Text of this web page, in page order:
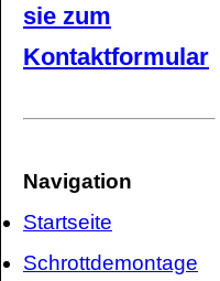
sie zum
Kontaktformular
Navigation
Startseite
Schrottdemontage